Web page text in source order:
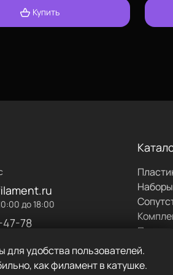
Bestfilament:
Купить
до 18:00
78
Наборы
для удобства пользователей.
как филамент в катушке.